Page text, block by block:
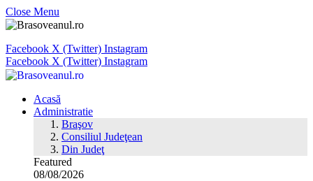
Close Menu
Facebook X (Twitter) Instagram
Facebook X (Twitter) Instagram
Acasă
Administratie
Braşov
Consiliul Judeţean
Din Judeţ
Featured
08/08/2026